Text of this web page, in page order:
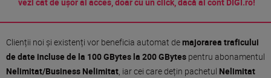
vezi cât de ușor ai acces, doar cu un click, dacă ai cont DIGI.ro!
Clienții noi și existenți vor beneficia automat demajorarea traficului
de date incluse de la 100 GBytes la 200 GBytes pentru abonamentul
Nelimitat/Business Nelimitat, iar cei care dețin pachetul Nelimitat